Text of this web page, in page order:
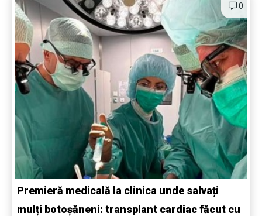
0
Premieră medicală la clinica unde salvați
mulți botoșăneni: transplant cardiac făcut cu